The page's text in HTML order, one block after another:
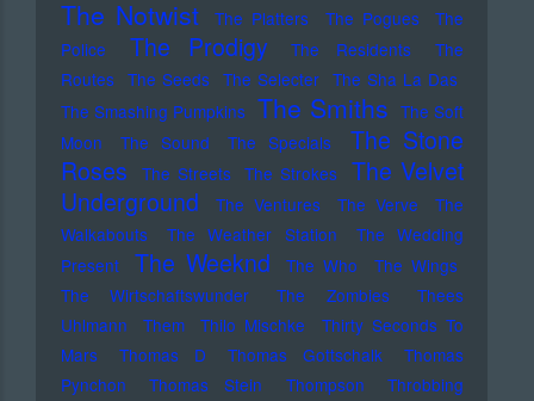
The Notwist The Platters The Pogues
The
Police
The Prodigy The Residents
The
Routes The Seeds The Selecter The Sha La Das
The Smashing Pumpkins The Smiths The Soft
Moon
The Sound The Specials
The Stone
Roses
The Streets The Strokes
The Velvet
Underground
The Ventures The Verve
The
Walkabouts
The Weather Station
The Wedding
Present
The Weeknd The Who
The Wings
The Wirtschaftswunder
The Zombies
Thees
Uhlmann
Them Thilo Mischke
Thirty Seconds To
Mars
Thomas D Thomas Gottschalk
Thomas
Pynchon
Thomas Stein Thompson
Throbbing